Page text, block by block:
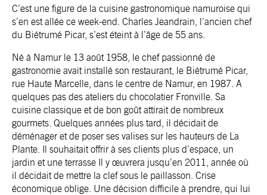
C’est une figure de la cuisine gastronomique namuroise qui
s’en est allée ce week-end. Charles Jeandrain, l’ancien chef
du Biétrumé Picar, s’est éteint à l’âge de 55 ans.
Né à Namur le 13 août 1958, le chef passionné de
gastronomie avait installé son restaurant, le Biétrumé Picar,
rue Haute Marcelle, dans le centre de Namur, en 1987. A
quelques pas des ateliers du chocolatier Fronville. Sa
cuisine classique et de bon goût attirait de nombreux
gourmets. Quelques années plus tard, il décidait de
déménager et de poser ses valises sur les hauteurs de La
Plante. Il souhaitait offrir à ses clients plus d’espace, un
jardin et une terrasse Il y œuvrera jusqu’en 2011, année où
il décidait de mettre la clef sous le paillasson. Crise
économique oblige. Une décision difficile à prendre, qui lui